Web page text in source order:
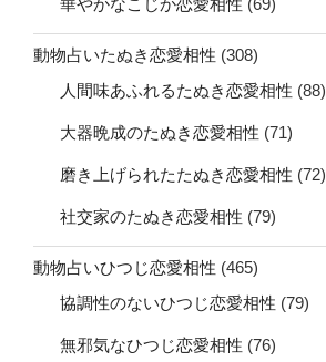
動物占いたぬき恋愛相性 (308)
人間味あふれるたぬき恋愛相性 (88)
大器晩成のたぬき恋愛相性 (71)
磨き上げられたたぬき恋愛相性 (72)
社交家のたぬき恋愛相性 (79)
動物占いひつじ恋愛相性 (465)
協調性のないひつじ恋愛相性 (79)
無邪気なひつじ恋愛相性 (76)